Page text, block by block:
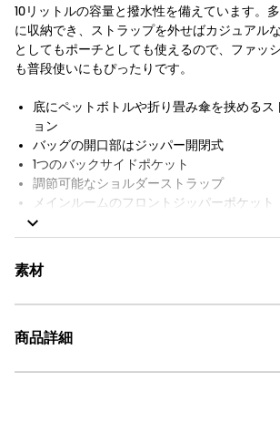
10リットルの容量と撥水性を備えています。
に収納でき、ストラップを外せばカジュアル
としてもポーチとしても使えるので、ファッ
も普段使いにもぴったりです。
底にペットボトルや折り畳み傘を挟めるス
ョン
バッグの開口部はジッパー開閉式
1つのバックサイドポケット
調節可能なショルダーストラップ
メインルームのフロントジッパーポケット
メインルームの背面にはパッカブル機能付き
バッグにAIGLEロゴパッチ
右サイドパネルにAIGLEの新しいバード刺繍
撥水
サイズ：W34-41cm x H26cm x D14cm / 容量
素材
商品詳細